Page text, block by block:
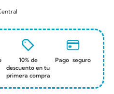
10% de
descuento en tu
primera compra
Pago seguro